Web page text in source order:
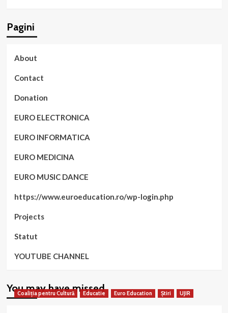
Pagini
About
Contact
Donation
EURO ELECTRONICA
EURO INFORMATICA
EURO MEDICINA
EURO MUSIC DANCE
https://www.euroeducation.ro/wp-login.php
Projects
Statut
YOUTUBE CHANNEL
You may have missed
Coaliția pentru Cultură Educatie Euro Education Știri UJIR